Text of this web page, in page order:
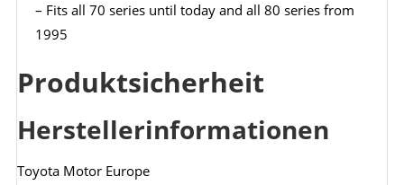
– Fits all 70 series until today and all 80 series from
1995
Produktsicherheit
Herstellerinformationen
Toyota Motor Europe